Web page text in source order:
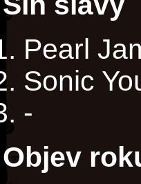
Pearl
Sonic
-
Objev